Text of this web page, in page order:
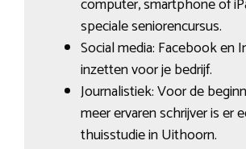
computer, smartphone of
speciale seniorencursus.
Social media: Facebook en
inzetten voor je bedrijf.
Journalistiek: Voor de
meer ervaren schrijver is er
thuisstudie in Uithoorn.